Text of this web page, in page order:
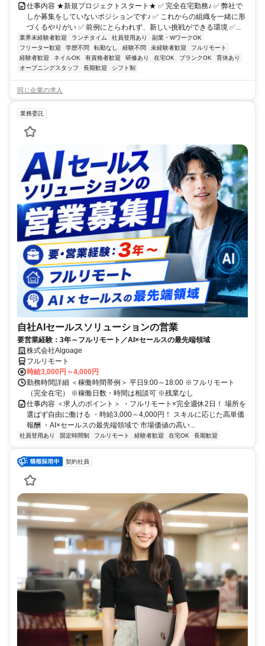
仕事内容 ★新規プロジェクトスタート★ ✅ 完全在宅勤務♪ ✅ 弊社で
しか募集をしていないポジションです♪ ✅ これからの組織を一緒に形
づくるやりがい ✅ 前例にとらわれず、新しい挑戦ができる環境 ✅...
業界未経験者歓迎 ランチタイム 社員登用あり
副業・WワークOK
フリーター歓迎
学歴不問 転勤なし 経験不問 未経験者歓迎
フルリモート
経験者歓迎
ネイルOK 有資格者歓迎 研修あり 在宅OK ブランクOK
育休あり
オープニングスタッフ
長期歓迎 シフト制
同じ企業の求人
業務委託
自社AIセールスソリューションの営業
要営業経験：3年～フルリモート／AI×セールスの最先端領域
株式会社Algoage
フルリモート
時給3,000円～4,000円
勤務時間詳細 ＜稼働時間帯例＞ 平日9:00～18:00 ※フルリモート
（完全在宅） ※稼働日数・時間は相談可 ※残業なし
仕事内容 ＜求人のポイント＞ ・フルリモート×完全週休2日！ 場所を
選ばず自由に働ける ・時給3,000～4,000円！ スキルに応じた高単価
報酬 ・AI×セールスの最先端領域で 市場価値の高い...
社員登用あり 固定時間制 フルリモート 経験者歓迎 在宅OK 長期歓迎
契約社員